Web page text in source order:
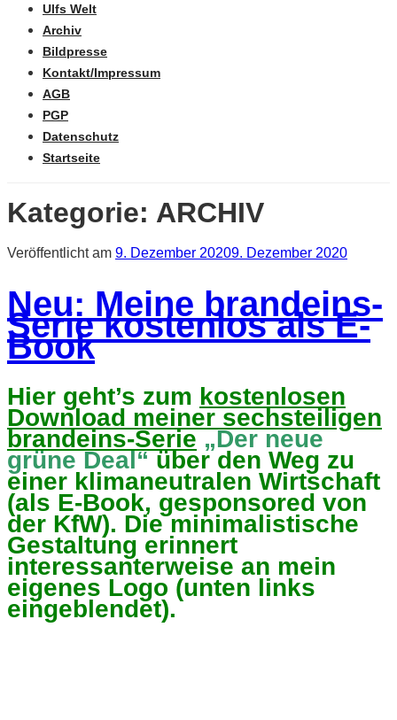
Ulfs Welt
Archiv
Bildpresse
Kontakt/Impressum
AGB
PGP
Datenschutz
Startseite
Kategorie: ARCHIV
Veröffentlicht am 9. Dezember 20209. Dezember 2020
Neu: Meine brandeins-
Serie kostenlos als E-
Book
Hier geht’s zum kostenlosen
Download meiner sechsteiligen
brandeins-Serie „Der neue
grüne Deal“über den Weg zu
einer klimaneutralen Wirtschaft
(als E-Book, gesponsored von
der KfW). Die minimalistische
Gestaltung erinnert
interessanterweise an mein
eigenes Logo (unten links
eingeblendet).